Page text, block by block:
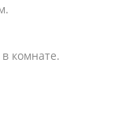
комнате.